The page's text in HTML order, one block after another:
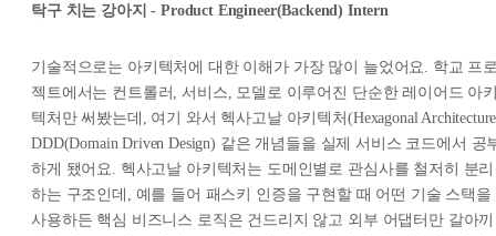
탁구 치는 강아지 - Product Engineer(Backend) Intern
기술적으로는 아키텍처에 대한 이해가 가장 많이 늘었어요. 학교 프
젝트에서는 컨트롤러, 서비스, 모델로 이루어진 단순한 레이어드 아
텍처만 써봤는데, 여기 와서 헥사고날 아키텍처(Hexagonal
DDD(Domain Driven Design) 같은 개념들을 실제 서비스 코드에서 공
하게 됐어요. 헥사고날 아키텍처는 도메인별로 관심사를 철저히 분리
하는 구조인데, 예를 들어 패스키 인증을 구현할 때 어떤 기술 스택을
사용하든 핵심 비즈니스 로직은 건드리지 않고 외부 어댑터만 갈아끼